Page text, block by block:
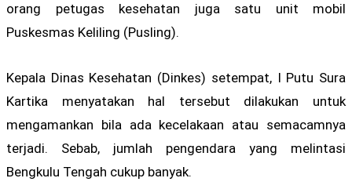
orang petugas kesehatan juga satu unit mobil
Puskesmas Keliling (Pusling).
Kepala Dinas Kesehatan (Dinkes) setempat, I Putu Sura
Kartika menyatakan hal tersebut dilakukan untuk
mengamankan bila ada kecelakaan atau semacamnya
terjadi. Sebab, jumlah pengendara yang melintasi
Bengkulu Tengah cukup banyak.